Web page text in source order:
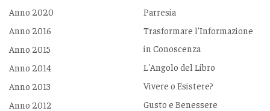
Anno 2020
Anno 2016
Anno 2015
Anno 2014
Anno 2013
Anno 2012
Parresia
Trasformare l'Informazione
in Conoscenza
L'Angolo del Libro
Vivere o Esistere?
Gusto e Benessere